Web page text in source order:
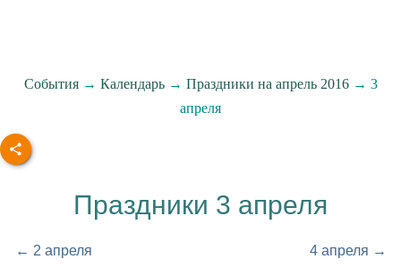
События→ Календарь→ Праздники на апрель 2016→ 3
апреля
Праздники 3 апреля
← 2 апреля 4 апреля →